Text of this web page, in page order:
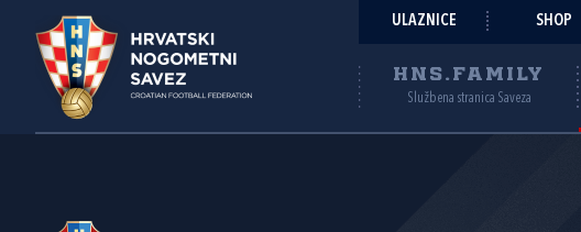
ULAZNICE SHOP
HNS.FAMILY
Službena stranica Saveza